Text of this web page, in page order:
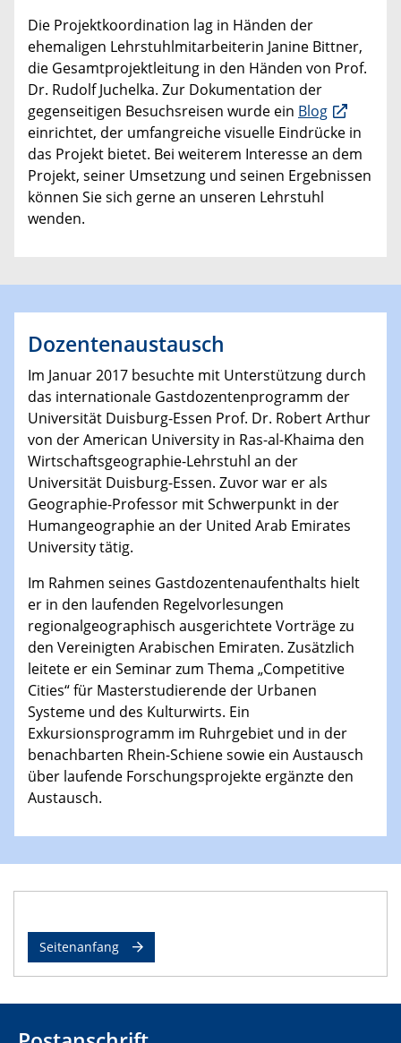
Die Projektkoordination lag in Händen der
ehemaligen Lehrstuhlmitarbeiterin Janine Bittner,
die Gesamtprojektleitung in den Händen von Prof.
Dr. Rudolf Juchelka. Zur Dokumentation der
gegenseitigen Besuchsreisen wurde ein Blog
einrichtet, der umfangreiche visuelle Eindrücke in
das Projekt bietet. Bei weiterem Interesse an dem
Projekt, seiner Umsetzung und seinen Ergebnissen
können Sie sich gerne an unseren Lehrstuhl
wenden.
Dozentenaustausch
Im Januar 2017 besuchte mit Unterstützung durch
das internationale Gastdozentenprogramm der
Universität Duisburg-Essen Prof. Dr. Robert Arthur
von der American University in Ras-al-Khaima den
Wirtschaftsgeographie-Lehrstuhl an der
Universität Duisburg-Essen. Zuvor war er als
Geographie-Professor mit Schwerpunkt in der
Humangeographie an der United Arab Emirates
University tätig.
Im Rahmen seines Gastdozentenaufenthalts hielt
er in den laufenden Regelvorlesungen
regionalgeographisch ausgerichtete Vorträge zu
den Vereinigten Arabischen Emiraten. Zusätzlich
leitete er ein Seminar zum Thema „Competitive
Cities“ für Masterstudierende der Urbanen
Systeme und des Kulturwirts. Ein
Exkursionsprogramm im Ruhrgebiet und in der
benachbarten Rhein-Schiene sowie ein Austausch
über laufende Forschungsprojekte ergänzte den
Austausch.
Seitenanfang